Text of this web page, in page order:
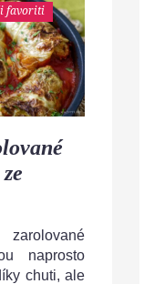
favoriti
naprosto
chuti, ale